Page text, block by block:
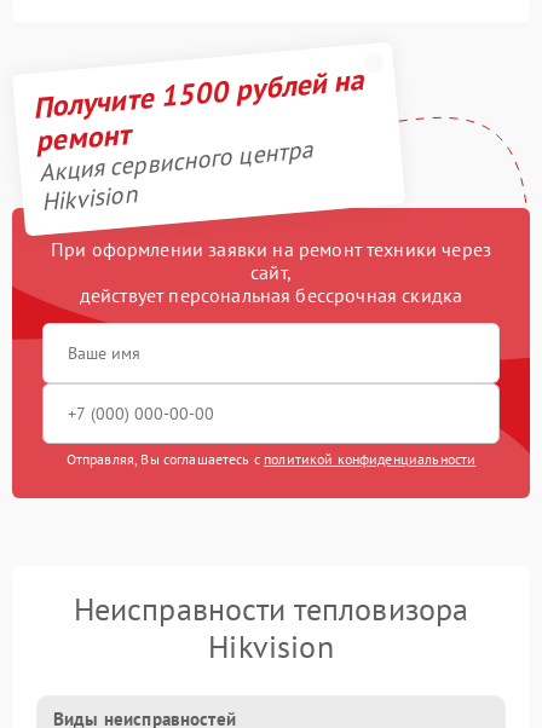
Получите 1500 рублей на
ремонт
Акция сервисного центра
Hikvision
При оформлении заявки на ремонт техники через
сайт,
действует персональная бессрочная скидка
Отправляя, Вы соглашаетесь с политикой конфиденциальности
Неисправности тепловизора
Hikvision
Виды неисправностей